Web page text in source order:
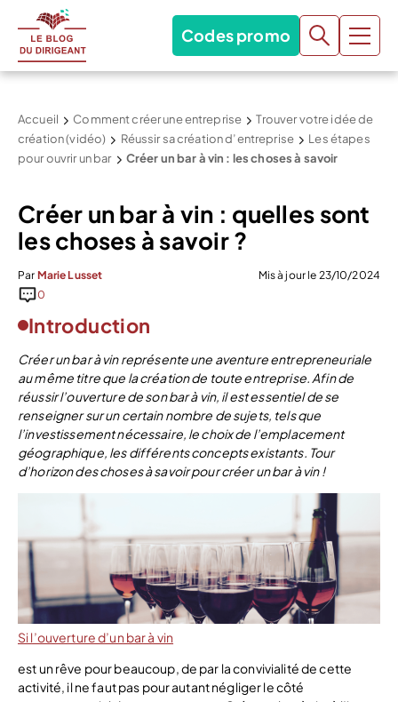
Codes promo
Accueil Comment créer une entreprise
Trouver votre idée de
création (vidéo)
Réussir sa création d’entreprise
Les étapes
pour ouvrir un bar
Créer un bar à vin : les choses à savoir
Créer un bar à vin : quelles sont
les choses à savoir ?
Par Marie Lusset
Mis à jour le 23/10/2024
0
Introduction
Créer un bar à vin représente une aventure entrepreneuriale
au même titre que la création de toute entreprise. Afin de
réussir l’ouverture de son bar à vin, il est essentiel de se
renseigner sur un certain nombre de sujets, tels que
l’investissement nécessaire, le choix de l’emplacement
géographique, les différents concepts existants. Tour
d’horizon des choses à savoir pour créer un bar à vin !
Si l’ouverture d’un bar à vin
est un rêve pour beaucoup, de par la convivialité de cette
activité, il ne faut pas pour autant négliger le côté